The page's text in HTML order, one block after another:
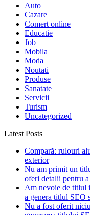
Auto
Cazare
Comert online
Educatie
Job
Mobila
Moda
Noutati
Produse
Sanatate
Servicii
Turism
Uncategorized
Latest Posts
Compară: rulouri
exterior
Nu am primit un
oferi detalii pentru
Am nevoie de titlul
a genera titlul SEO
Nu a fost oferit